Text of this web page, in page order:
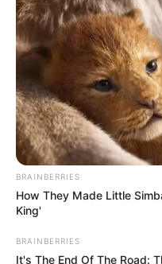
BRAINBERRIES
How They Made Little
King'
BRAINBERRIES
It's The End Of The Road: